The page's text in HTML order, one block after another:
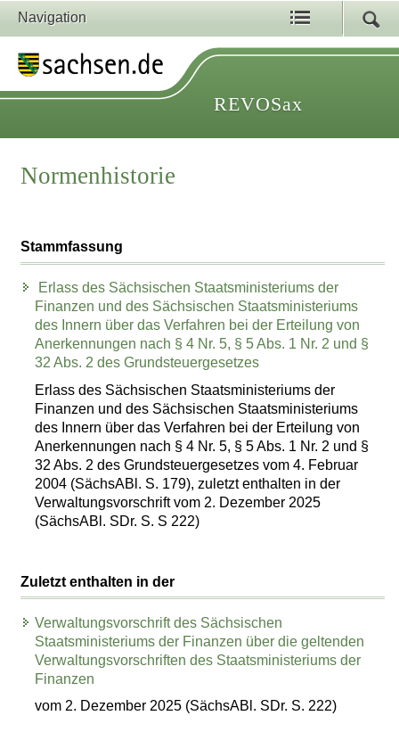
Navigation
REVOSax
Normenhistorie
Stammfassung
Erlass des Sächsischen Staatsministeriums der
Finanzen und des Sächsischen Staatsministeriums
des Innern über das Verfahren bei der Erteilung von
Anerkennungen nach § 4 Nr. 5, § 5 Abs. 1 Nr. 2 und §
32 Abs. 2 des Grundsteuergesetzes
Erlass des Sächsischen Staatsministeriums der
Finanzen und des Sächsischen Staatsministeriums
des Innern über das Verfahren bei der Erteilung von
Anerkennungen nach § 4 Nr. 5, § 5 Abs. 1 Nr. 2 und §
32 Abs. 2 des Grundsteuergesetzes vom 4. Februar
2004 (SächsABl. S. 179), zuletzt enthalten in der
Verwaltungsvorschrift vom 2. Dezember 2025
(SächsABl. SDr. S. S 222)
Zuletzt enthalten in der
Verwaltungsvorschrift des Sächsischen
Staatsministeriums der Finanzen über die geltenden
Verwaltungsvorschriften des Staatsministeriums der
Finanzen
vom 2. Dezember 2025 (SächsABl. SDr. S. 222)